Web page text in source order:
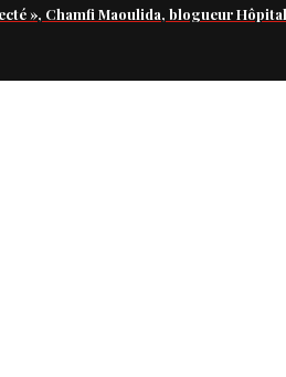
», Chamfi Maoulida, blogueur